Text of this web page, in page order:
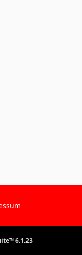
6.1.23